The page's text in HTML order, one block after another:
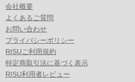
会社概要
よくあるご質問
お問い合わせ
プライバシーポリシー
RISUご利用規約
特定商取引法に基づく表示
RISU利用者レビュー